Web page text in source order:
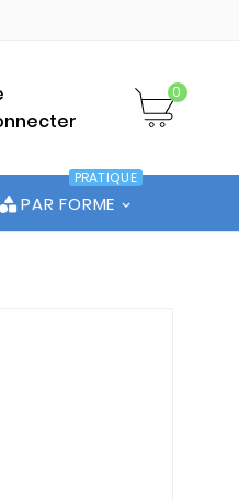
0
PAR FORME
PRATIQUE